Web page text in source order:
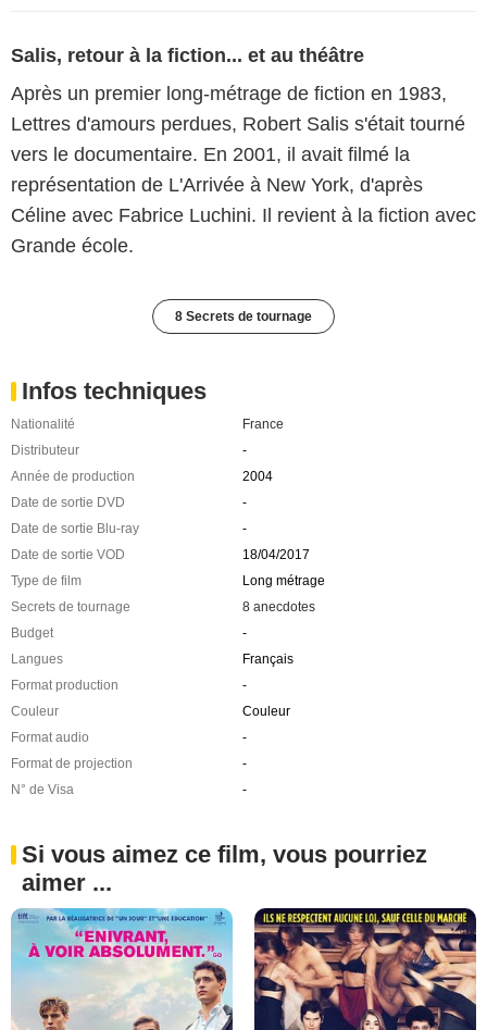
Salis, retour à la fiction... et au théâtre
Après un premier long-métrage de fiction en 1983,
Lettres d'amours perdues, Robert Salis s'était tourné
vers le documentaire. En 2001, il avait filmé la
représentation de L'Arrivée à New York, d'après
Céline avec Fabrice Luchini. Il revient à la fiction avec
Grande école.
8 Secrets de tournage
Infos techniques
Nationalité
France
Distributeur
-
Année de production
2004
Date de sortie DVD
-
Date de sortie Blu-ray
-
Date de sortie VOD
18/04/2017
Type de film
Long métrage
Secrets de tournage
8 anecdotes
Budget
-
Langues
Français
Format production
-
Couleur
Couleur
Format audio
-
Format de projection
-
N° de Visa
-
Si vous aimez ce film, vous pourriez
aimer ...